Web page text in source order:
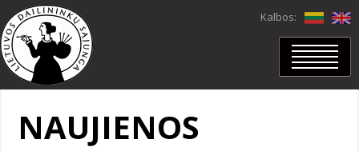
Kalbos:
PRADŽIA
NAUJIENOS